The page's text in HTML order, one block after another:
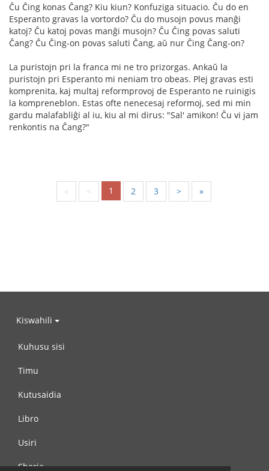
Ĉu Ĉing konas Ĉang? Kiu kiun? Konfuziga situacio. Ĉu do en
Esperanto gravas la vortordo? Ĉu do musojn povus manĝi
katoj? Ĉu katoj povas manĝi musojn? Ĉu Ĉing povas saluti
Ĉang? Ĉu Ĉing-on povas saluti Ĉang, aŭ nur Ĉing Ĉang-on?
La puristojn pri la franca mi ne tro prizorgas. Ankaŭ la
puristojn pri Esperanto mi neniam tro obeas. Plej gravas esti
komprenita, kaj multaj reformprovoj de Esperanto ne ruinigis
la kompreneblon. Estas ofte nenecesaj reformoj, sed mi min
gardu malafabliĝi al iu, kiu al mi dirus: "Sal' amikon! Ĉu vi jam
renkontis na Ĉang?"
« < 1 2 3 > »
Kiswahili
Kuhusu sisi
Timu
Kutusaidia
Libro
Usiri
Sheria